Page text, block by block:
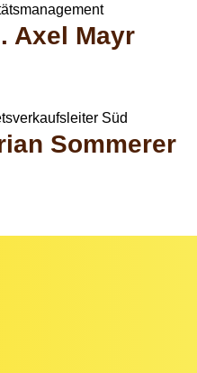
Axel Mayr
Süd
Sommerer